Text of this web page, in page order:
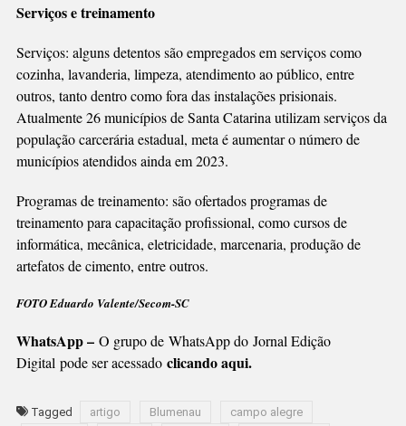
Serviços e treinamento
Serviços: alguns detentos são empregados em serviços como
cozinha, lavanderia, limpeza, atendimento ao público, entre
outros, tanto dentro como fora das instalações prisionais.
Atualmente 26 municípios de Santa Catarina utilizam serviços da
população carcerária estadual, meta é aumentar o número de
municípios atendidos ainda em 2023.
Programas de treinamento: são ofertados programas de
treinamento para capacitação profissional, como cursos de
informática, mecânica, eletricidade, marcenaria, produção de
artefatos de cimento, entre outros.
FOTO Eduardo Valente/Secom-SC
WhatsApp – O grupo de WhatsApp do Jornal Edição
Digital pode ser acessado clicando aqui.
Tagged artigo Blumenau
campo alegre